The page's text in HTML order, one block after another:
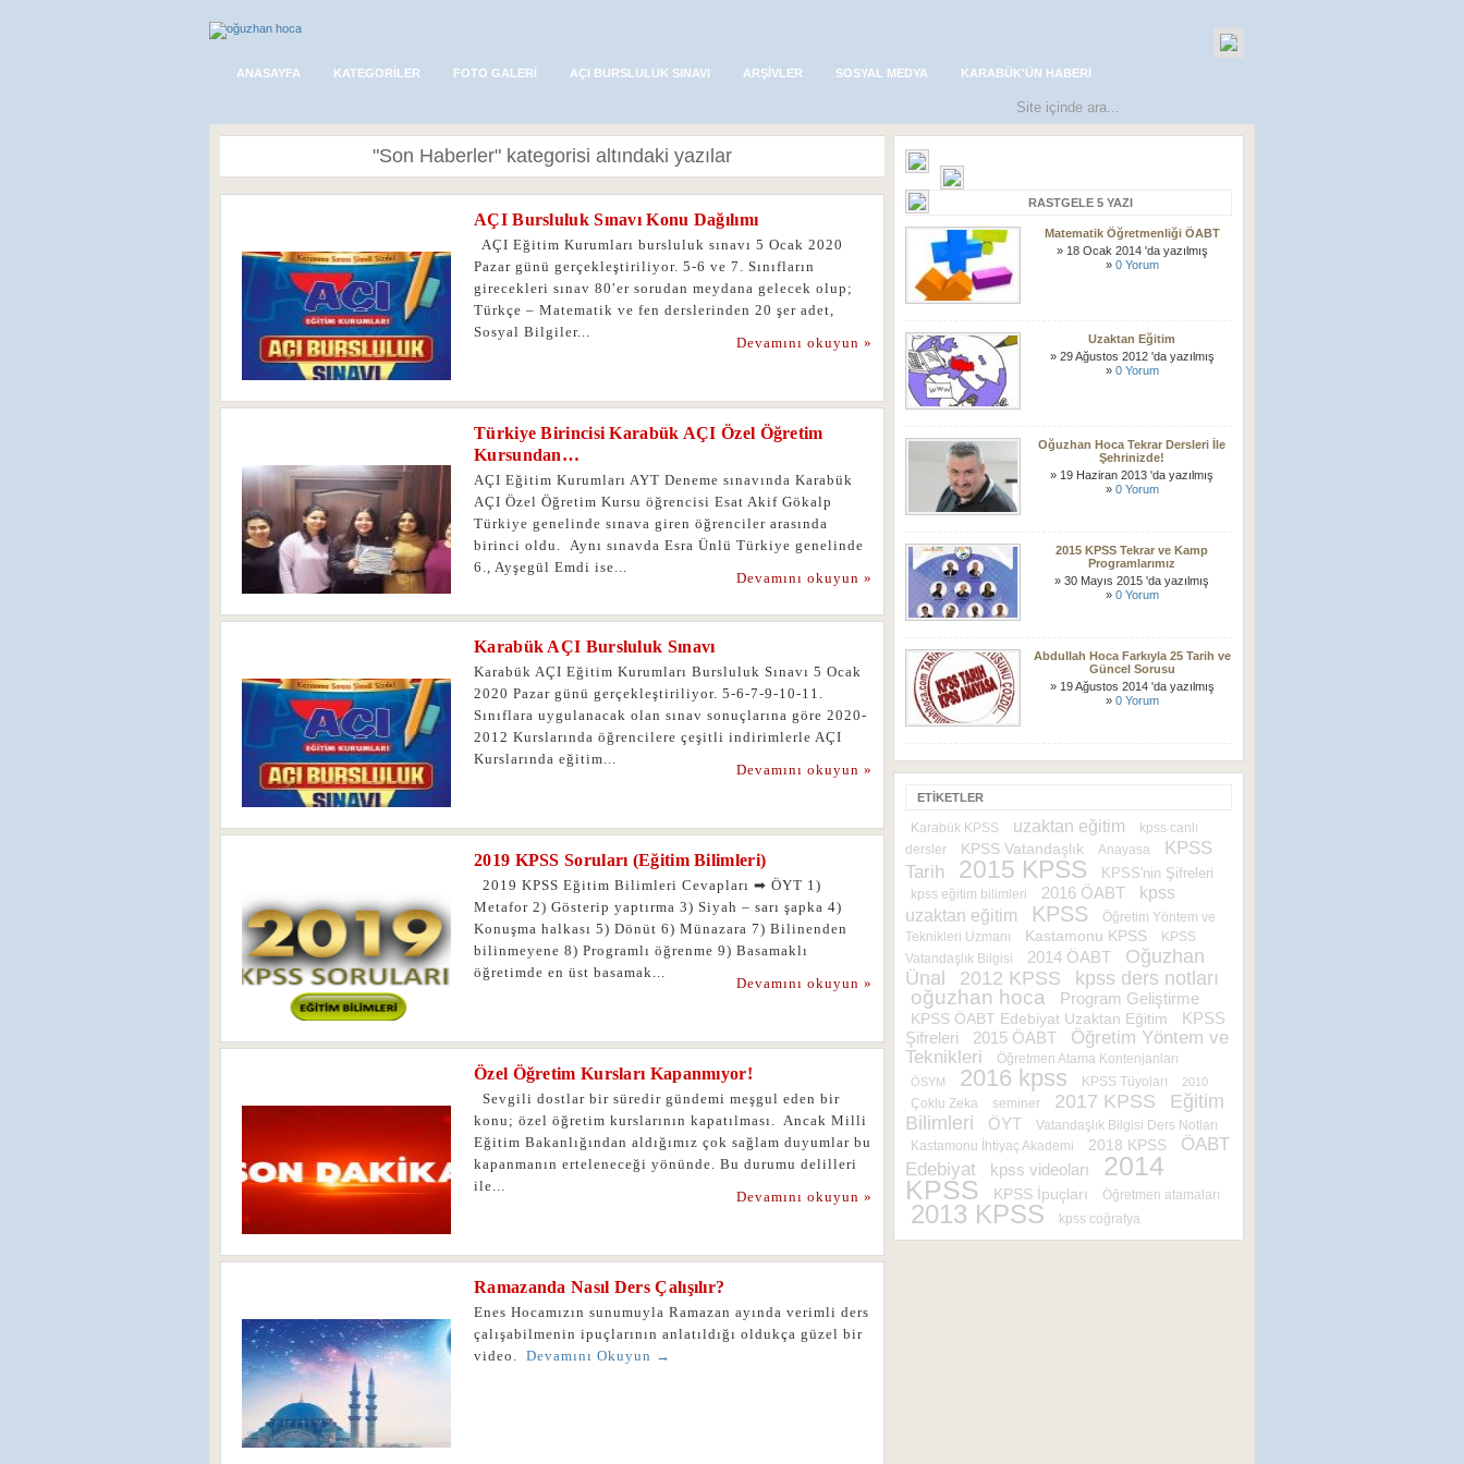
ANASAYFA KATEGORILER FOTO GALERI AÇI BURSLULUK SINAVI ARŞIVLER SOSYAL MEDYA KARABÜK'ÜN HABERI
"Son Haberler" kategorisi altındaki yazılar
AÇI Bursluluk Sınavı Konu Dağılımı
AÇI Eğitim Kurumları bursluluk sınavı 5 Ocak 2020
Pazar günü gerçekleştiriliyor. 5-6 ve 7. Sınıfların
girecekleri sınav 80′er sorudan meydana gelecek olup;
Türkçe – Matematik ve fen derslerinden 20 şer adet,
Sosyal Bilgiler...
Devamını okuyun »
Türkiye Birincisi Karabük AÇI Özel Öğretim
Kursundan…
AÇI Eğitim Kurumları AYT Deneme sınavında Karabük
AÇI Özel Öğretim Kursu öğrencisi Esat Akif Gökalp
Türkiye genelinde sınava giren öğrenciler arasında
birinci oldu. Aynı sınavda Esra Ünlü Türkiye genelinde
6., Ayşegül Emdi ise...
Devamını okuyun »
Karabük AÇI Bursluluk Sınavı
Karabük AÇI Eğitim Kurumları Bursluluk Sınavı 5 Ocak
2020 Pazar günü gerçekleştiriliyor. 5-6-7-9-10-11.
Sınıflara uygulanacak olan sınav sonuçlarına göre 2020-
2012 Kurslarında öğrencilere çeşitli indirimlerle AÇI
Kurslarında eğitim...
Devamını okuyun »
2019 KPSS Soruları (Eğitim Bilimleri)
2019 KPSS Eğitim Bilimleri Cevapları ➡ ÖYT 1)
Metafor 2) Gösterip yaptırma 3) Siyah – sarı şapka 4)
Konuşma halkası 5) Dönüt 6) Münazara 7) Bilinenden
bilinmeyene 8) Programlı öğrenme 9) Basamaklı
öğretimde en üst basamak...
Devamını okuyun »
Özel Öğretim Kursları Kapanmıyor!
Sevgili dostlar bir süredir gündemi meşgul eden bir
konu; özel öğretim kurslarının kapatılması. Ancak Milli
Eğitim Bakanlığından aldığımız çok sağlam duyumlar bu
kapanmanın erteleneceği yönünde. Bu durumu delilleri
ile...
Devamını okuyun »
Ramazanda Nasıl Ders Çalışılır?
Enes Hocamızın sunumuyla Ramazan ayında verimli ders
çalışabilmenin ipuçlarının anlatıldığı oldukça güzel bir
video. Devamını Okuyun →
RASTGELE 5 YAZI
Matematik Öğretmenliği ÖABT
» 18 Ocak 2014 'da yazılmış
» 0 Yorum
Uzaktan Eğitim
» 29 Ağustos 2012 'da yazılmış
» 0 Yorum
Oğuzhan Hoca Tekrar Dersleri İle
Şehrinizde!
» 19 Haziran 2013 'da yazılmış
» 0 Yorum
2015 KPSS Tekrar ve Kamp
Programlarımız
» 30 Mayıs 2015 'da yazılmış
» 0 Yorum
Abdullah Hoca Farkıyla 25 Tarih ve
Güncel Sorusu
» 19 Ağustos 2014 'da yazılmış
» 0 Yorum
ETIKETLER
Karabük KPSS uzaktan eğitim
kpss canlı
dersler
KPSS Vatandaşlık Anayasa
KPSS
Tarih
2015 KPSS KPSS'nin Şifreleri
kpss eğitim bilimleri 2016 ÖABT
kpss
uzaktan eğitim
KPSS
Öğretim Yöntem ve
Teknikleri Uzmanı
Kastamonu KPSS
KPSS
Vatandaşlık Bilgisi
2014 ÖABT
Oğuzhan
Ünal
2012 KPSS
kpss ders notları
oğuzhan hoca
Program Geliştirme
KPSS ÖABT Edebiyat Uzaktan Eğitim
KPSS
Şifreleri
2015 ÖABT
Öğretim Yöntem ve
Teknikleri
Öğretmen Atama Kontenjanları
ÖSYM 2016 kpss KPSS Tüyoları 2010
Çoklu Zeka seminer 2017 KPSS
Eğitim
Bilimleri
ÖYT
Vatandaşlık Bilgisi Ders Notları
Kastamonu İhtiyaç Akademi
2018 KPSS
ÖABT
Edebiyat
kpss videoları 2014
KPSS KPSS İpuçları Öğretmen atamaları
2013 KPSS kpss coğrafya